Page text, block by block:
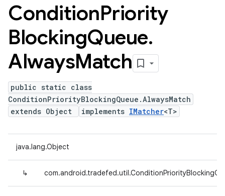
ConditionPriority
BlockingQueue.
AlwaysMatch
public static class
ConditionPriorityBlockingQueue.AlwaysMatch
extends Object
implements IMatcher<T>
java.lang.Object
↳